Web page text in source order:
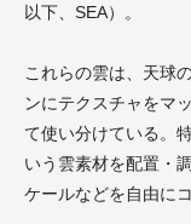
以下、SEA）。
これらの雲は、天球
ンにテクスチャをマ
て使い分けている。
いう雲素材を配置・
ケールなどを自由に